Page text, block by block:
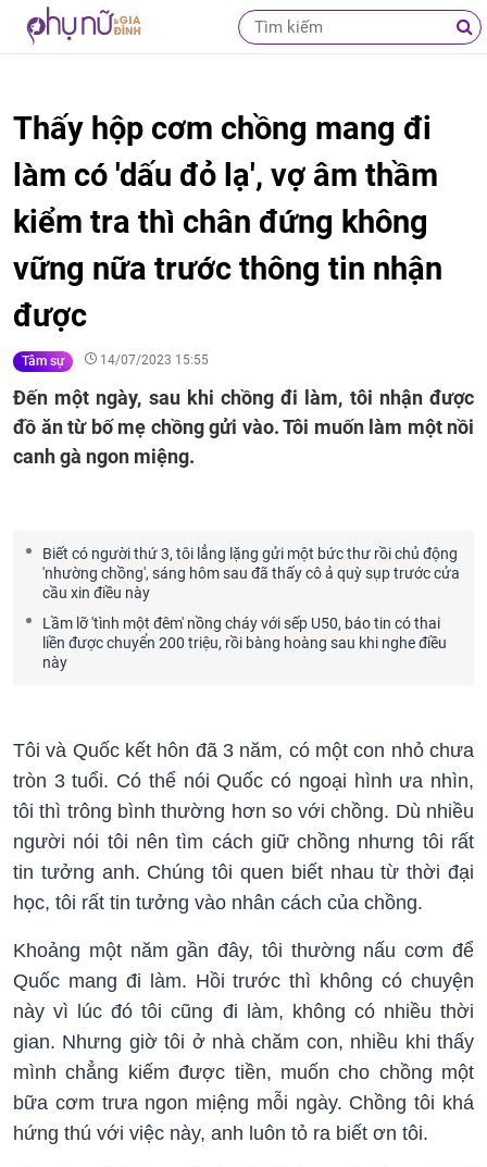
Thấy hộp cơm chồng mang đi
làm có 'dấu đỏ lạ', vợ âm thầm
kiểm tra thì chân đứng không
vững nữa trước thông tin nhận
được
Tâm sự 14/07/2023 15:55
Đến một ngày, sau khi chồng đi làm, tôi nhận được
đồ ăn từ bố mẹ chồng gửi vào. Tôi muốn làm một nồi
canh gà ngon miệng.
Biết có người thứ 3, tôi lẳng lặng gửi một bức thư rồi chủ động
'nhường chồng', sáng hôm sau đã thấy cô ả quỳ sụp trước cửa
cầu xin điều này
Lầm lỡ 'tình một đêm' nồng cháy với sếp U50, báo tin có thai
liền được chuyển 200 triệu, rồi bàng hoàng sau khi nghe điều
này
Tôi và Quốc kết hôn đã 3 năm, có một con nhỏ chưa
tròn 3 tuổi. Có thể nói Quốc có ngoại hình ưa nhìn,
tôi thì trông bình thường hơn so với chồng. Dù nhiều
người nói tôi nên tìm cách giữ chồng nhưng tôi rất
tin tưởng anh. Chúng tôi quen biết nhau từ thời đại
học, tôi rất tin tưởng vào nhân cách của chồng.
Khoảng một năm gần đây, tôi thường nấu cơm để
Quốc mang đi làm. Hồi trước thì không có chuyện
này vì lúc đó tôi cũng đi làm, không có nhiều thời
gian. Nhưng giờ tôi ở nhà chăm con, nhiều khi thấy
mình chẳng kiếm được tiền, muốn cho chồng một
bữa cơm trưa ngon miệng mỗi ngày. Chồng tôi khá
hứng thú với việc này, anh luôn tỏ ra biết ơn tôi.